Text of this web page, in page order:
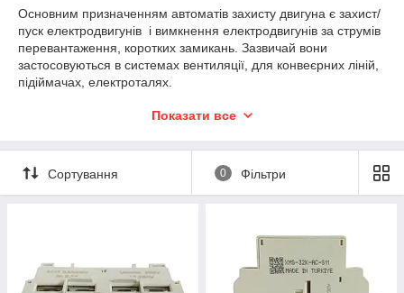
Основним призначенням автоматів захисту двигуна є захист/
пуск електродвигунів і вимкнення електродвигунів за струмів
перевантаження, коротких замикань. Зазвичай вони
застосовуються в системах вентиляції, для конвеєрних ліній,
підіймачах, електроталях.
змогу налаштувати роботу для конкретного застосування в
Крім цього, для захисту електродвигунів ми пропонуємо
реле
контролю фаз(наяву, зникнення, асиметрія, послідовність
(мінімальний/максимальний рівень, послідовність фаз,
асиметрія, температура електродвигуна) і
максимального струму. Усі ці прилади Ви можете також
замовити в нас.
Показати все
Сортування 0 Фільтри